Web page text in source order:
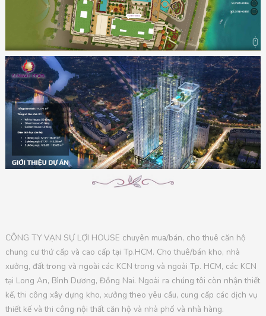
CÔNG TY VẠN SỰ LỢI HOUSE chuyên mua/bán, cho thuê căn hộ
chung cư thứ cấp và cao cấp tại Tp.HCM. Cho thuê/bán kho, nhà
xưởng, đất trong và ngoài các KCN trong và ngoài Tp. HCM, các KCN
tại Long An, Bình Dương, Đồng Nai. Ngoài ra chúng tôi còn nhận thiết
kế, thi công xây dựng kho, xưởng theo yêu cầu, cung cấp các dịch vụ
thiết kế và thi công nội thất căn hộ và nhà phố và nhà hàng.